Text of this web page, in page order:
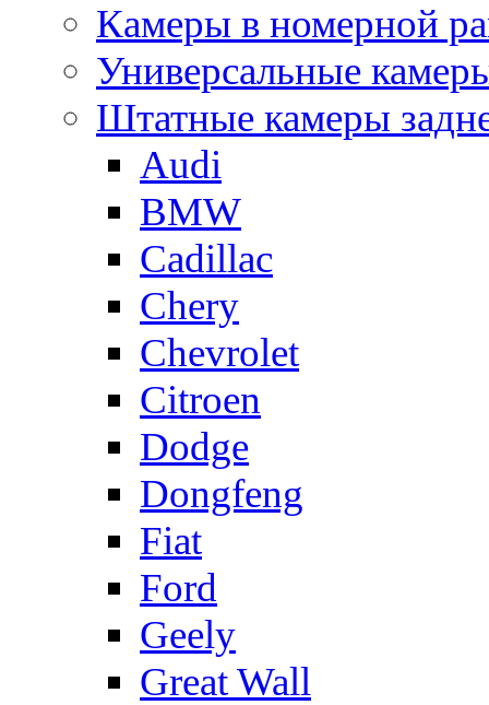
Камеры в номерной
Универсальные
Штатные камеры
Audi
BMW
Cadillac
Chery
Chevrolet
Citroen
Dodge
Dongfeng
Fiat
Ford
Geely
Great Wall